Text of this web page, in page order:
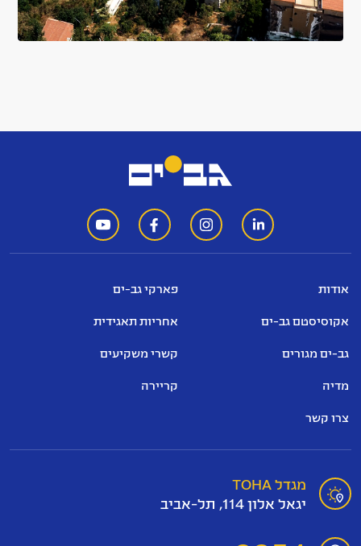
אודות פארקי גב-ים
אקוסיסטם גב-ים אחריות תאגידית
גב-ים מגורים קשרי משקיעים
מדיה קריירה
צרו קשר
מגדל TOHA
יגאל אלון 114, תל-אביב